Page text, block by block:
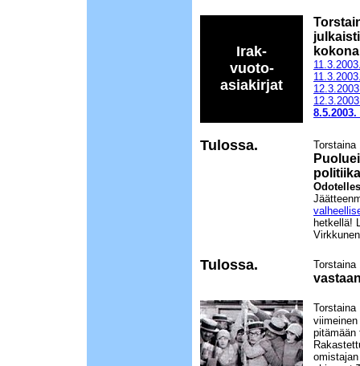
Irak-
vuoto-
asiakirjat
8.5.2003.
Tulossa. Torstaina
hetkellä!
Tulossa. Torstaina
Torstaina
pitämään